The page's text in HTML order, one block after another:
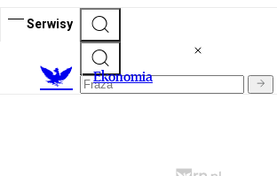
Serwisy
Ekonomia